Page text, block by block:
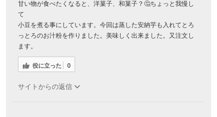
甘い物が食べたくなると、洋菓子、和菓子？🤔ちょっと我慢し
て
小豆を煮る事にしています。今回は蒸した安納芋も入れてとろ
っとろのお汁粉を作りました。美味しく出来ました。又注文し
ます。
役に立った 0
サイトからの返信